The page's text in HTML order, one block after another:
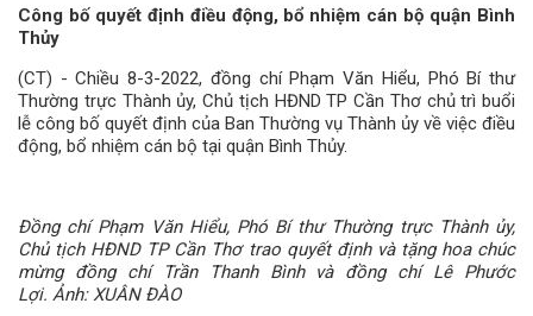
Công bố quyết định điều động, bổ nhiệm cán bộ quận Bình
Thủy
(CT) - Chiều 8-3-2022, đồng chí Phạm Văn Hiểu, Phó Bí thư
Thường trực Thành ủy, Chủ tịch HĐND TP Cần Thơ chủ trì buổi
lễ công bố quyết định của Ban Thường vụ Thành ủy về việc điều
động, bổ nhiệm cán bộ tại quận Bình Thủy.
Đồng chí Phạm Văn Hiểu, Phó Bí thư Thường trực Thành ủy,
Chủ tịch HĐND TP Cần Thơ trao quyết định và tặng hoa chúc
mừng đồng chí Trần Thanh Bình và đồng chí Lê Phước
Lợi. Ảnh: XUÂN ĐÀO